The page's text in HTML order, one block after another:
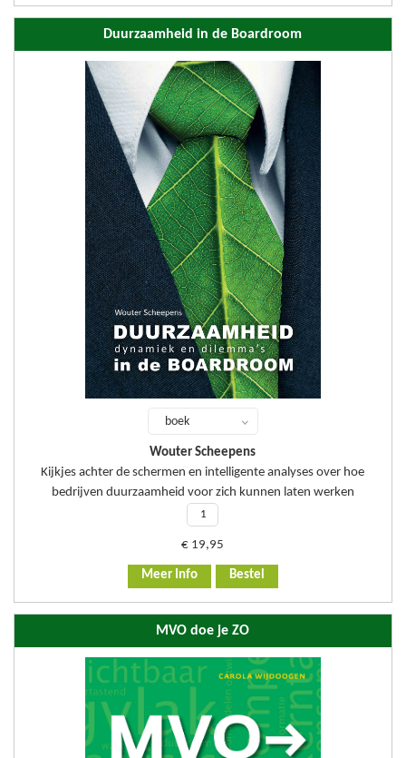
Duurzaamheid in de Boardroom
boek
Wouter Scheepens
Kijkjes achter de schermen en intelligente analyses over hoe
bedrijven duurzaamheid voor zich kunnen laten werken
€ 19,95
Meer Info Bestel
MVO doe je ZO